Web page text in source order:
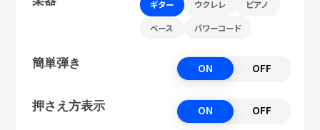
ギター ウクレレ ピアノ
ベース パワーコード
簡単弾き ON OFF
押さえ方表示 ON OFF